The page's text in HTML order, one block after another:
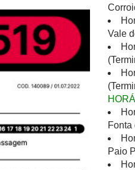
Vale
Fonta
Paio